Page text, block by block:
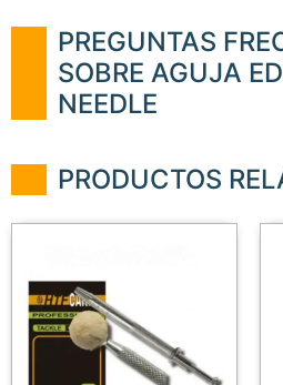
PREGUNTAS
SOBRE AGUJA
NEEDLE
PRODUCTOS